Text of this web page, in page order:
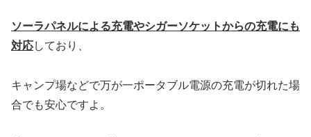
ソーラパネルによる充電やシガーソケットからの充電にも
対応しており、
キャンプ場などで万が一ポータブル電源の充電が切れた場
合でも安心ですよ。